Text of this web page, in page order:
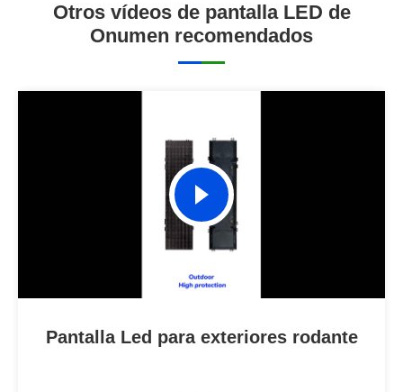
Otros vídeos de pantalla LED de
Onumen recomendados
Pantalla Led para exteriores rodante